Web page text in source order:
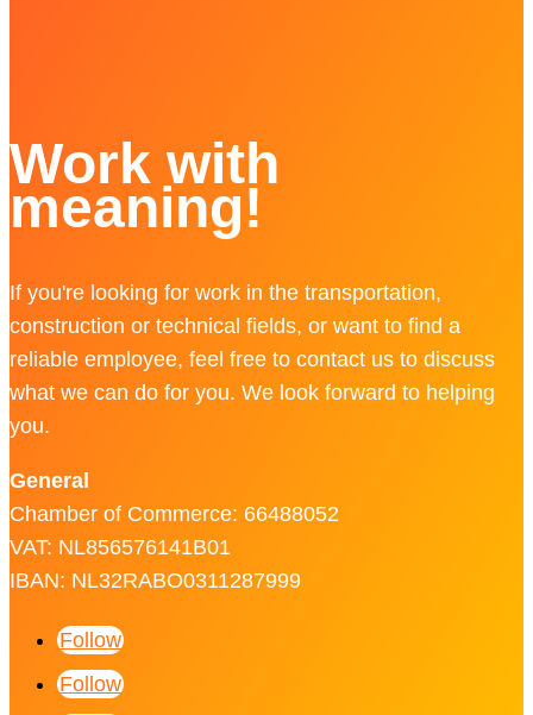
Work with
meaning!
If you're looking for work in the transportation,
construction or technical fields, or want to find a
reliable employee, feel free to contact us to discuss
what we can do for you. We look forward to helping
you.
General
Chamber of Commerce: 66488052
VAT: NL856576141B01
IBAN: NL32RABO0311287999
Follow
Follow